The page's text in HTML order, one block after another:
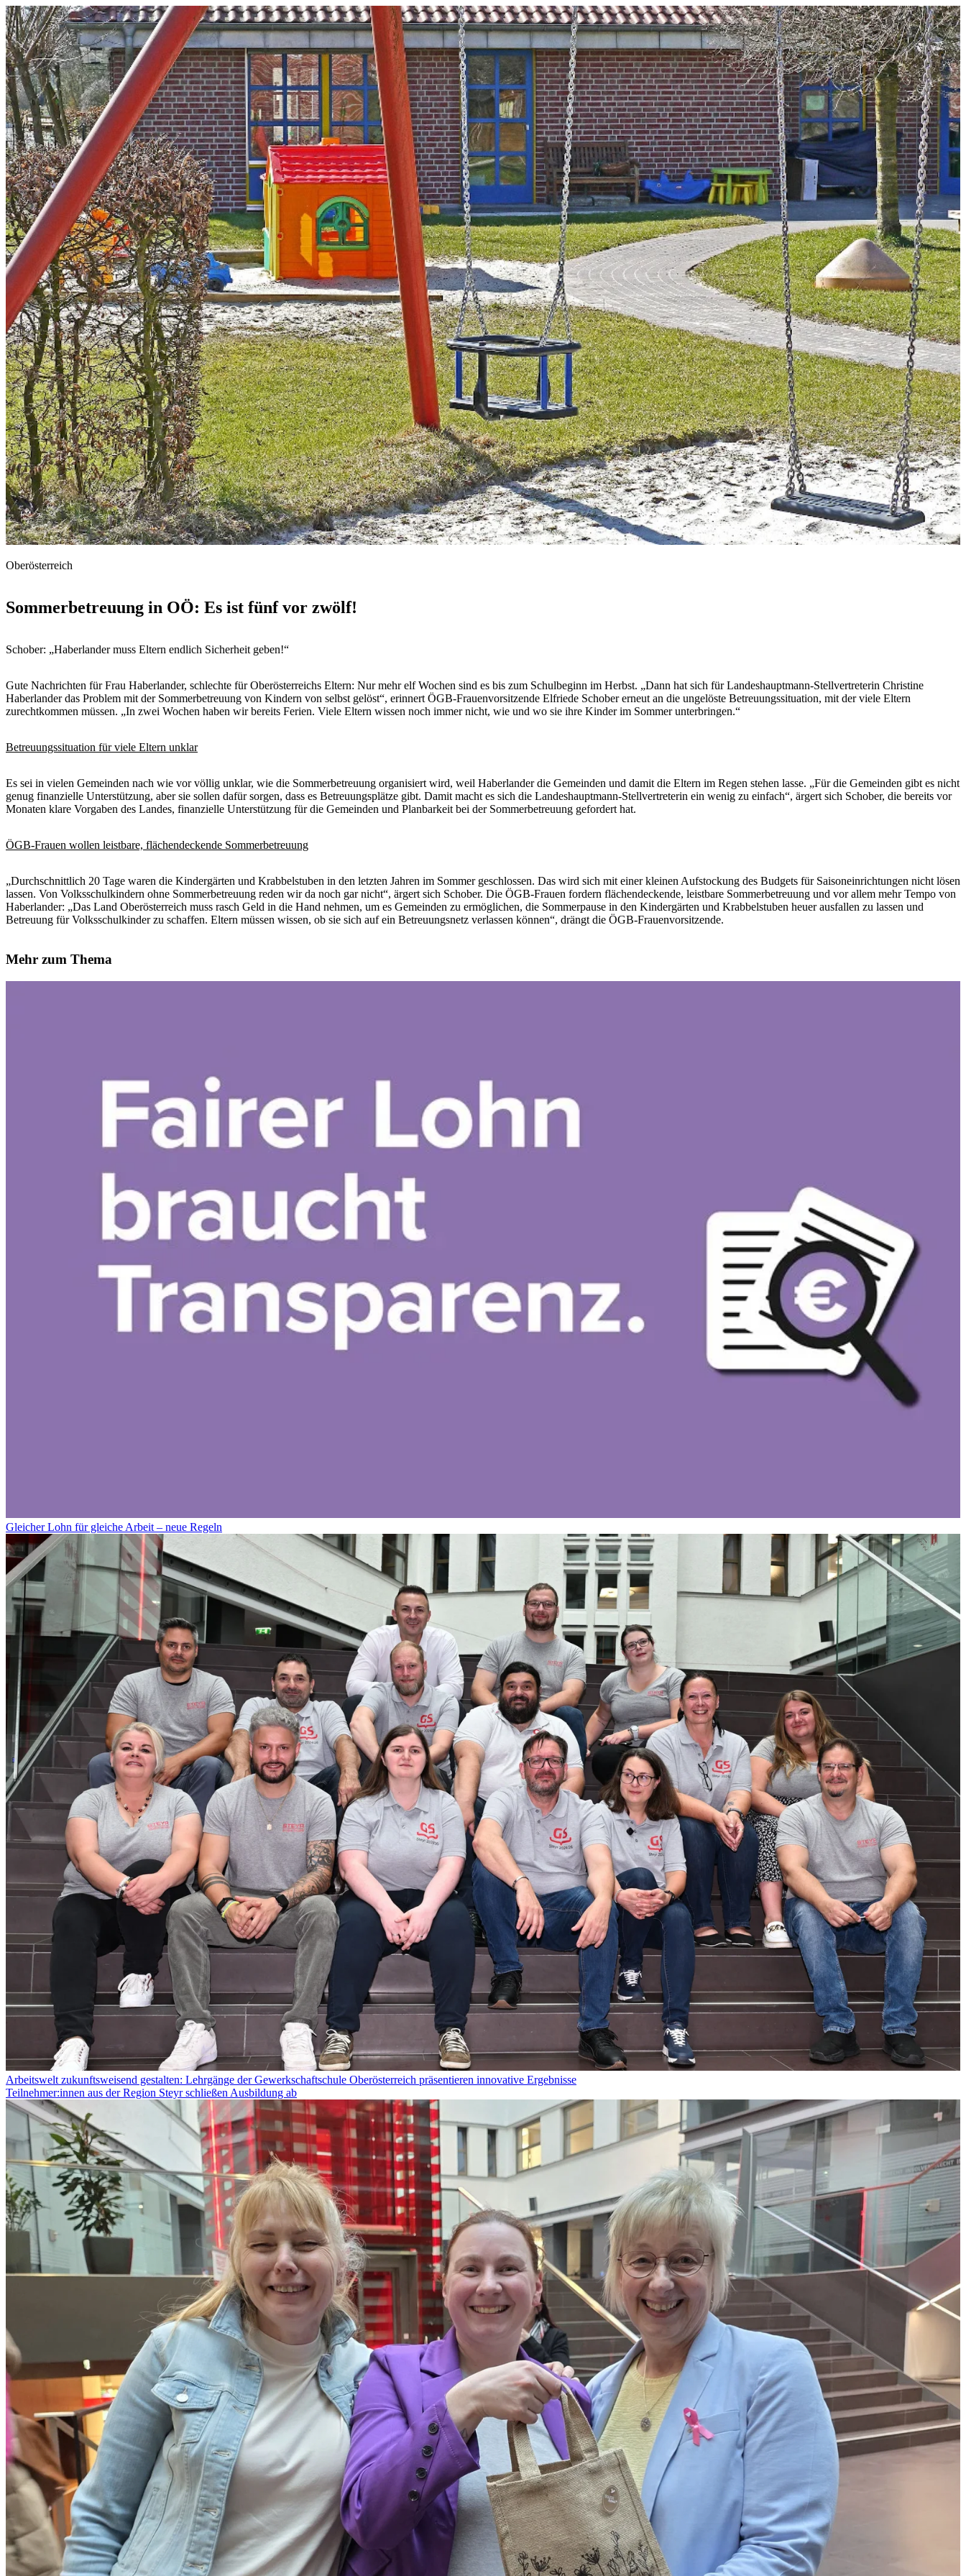
Oberösterreich
Sommerbetreuung in OÖ: Es ist fünf vor zwölf!
Schober: „Haberlander muss Eltern endlich Sicherheit geben!“
Gute Nachrichten für Frau Haberlander, schlechte für Oberösterreichs Eltern: Nur mehr elf Wochen sind es bis zum Schulbeginn im Herbst. „Dann hat sich für Landeshauptmann-Stellvertreterin Christine
Haberlander das Problem mit der Sommerbetreuung von Kindern von selbst gelöst“, erinnert ÖGB-Frauenvorsitzende Elfriede Schober erneut an die ungelöste Betreuungssituation, mit der viele Eltern
zurechtkommen müssen. „In zwei Wochen haben wir bereits Ferien. Viele Eltern wissen noch immer nicht, wie und wo sie ihre Kinder im Sommer unterbringen.“
Betreuungssituation für viele Eltern unklar
Es sei in vielen Gemeinden nach wie vor völlig unklar, wie die Sommerbetreuung organisiert wird, weil Haberlander die Gemeinden und damit die Eltern im Regen stehen lasse. „Für die Gemeinden gibt es nicht
genug finanzielle Unterstützung, aber sie sollen dafür sorgen, dass es Betreuungsplätze gibt. Damit macht es sich die Landeshauptmann-Stellvertreterin ein wenig zu einfach“, ärgert sich Schober, die bereits vor
Monaten klare Vorgaben des Landes, finanzielle Unterstützung für die Gemeinden und Planbarkeit bei der Sommerbetreuung gefordert hat.
ÖGB-Frauen wollen leistbare, flächendeckende Sommerbetreuung
„Durchschnittlich 20 Tage waren die Kindergärten und Krabbelstuben in den letzten Jahren im Sommer geschlossen. Das wird sich mit einer kleinen Aufstockung des Budgets für Saisoneinrichtungen nicht lösen
lassen. Von Volksschulkindern ohne Sommerbetreuung reden wir da noch gar nicht“, ärgert sich Schober. Die ÖGB-Frauen fordern flächendeckende, leistbare Sommerbetreuung und vor allem mehr Tempo von
Haberlander: „Das Land Oberösterreich muss rasch Geld in die Hand nehmen, um es Gemeinden zu ermöglichen, die Sommerpause in den Kindergärten und Krabbelstuben heuer ausfallen zu lassen und
Betreuung für Volksschulkinder zu schaffen. Eltern müssen wissen, ob sie sich auf ein Betreuungsnetz verlassen können“, drängt die ÖGB-Frauenvorsitzende.
Mehr zum Thema
Gleicher Lohn für gleiche Arbeit – neue Regeln
Arbeitswelt zukunftsweisend gestalten: Lehrgänge der Gewerkschaftschule Oberösterreich präsentieren innovative Ergebnisse
Teilnehmer:innen aus der Region Steyr schließen Ausbildung ab